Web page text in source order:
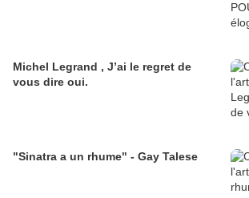
Michel Legrand , J’ai le regret de
vous dire oui.
"Sinatra a un rhume" - Gay Talese